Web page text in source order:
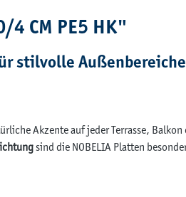
4 CM PE5 HK"
stilvolle Außenbereiche
Akzente auf jeder Terrasse, Balkon
sind die NOBELIA Platten